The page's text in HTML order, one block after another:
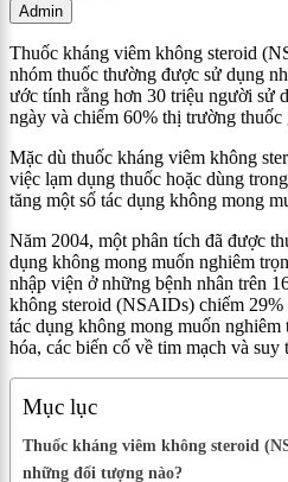
Admin
Thuốc kháng viêm không steroid
nhóm thuốc thường được sử dụng
ước tính rằng hơn 30 triệu người sử
ngày và chiếm 60% thị trường thuốc
Mặc dù thuốc kháng viêm không
việc lạm dụng thuốc hoặc dùng
tăng một số tác dụng không mong
Năm 2004, một phân tích đã được
dụng không mong muốn nghiêm
nhập viện ở những bệnh nhân trên
không steroid (NSAIDs) chiếm
tác dụng không mong muốn
hóa, các biến cố về tim mạch và suy
Mục lục
Thuốc kháng viêm không steroid
những đối tượng nào?